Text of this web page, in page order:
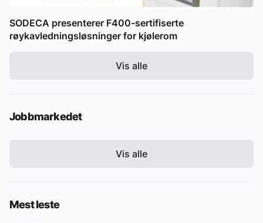
SODECA presenterer F400-sertifiserte
røykavledningsløsninger for kjølerom
Vis alle
Jobbmarkedet
Vis alle
Mest leste